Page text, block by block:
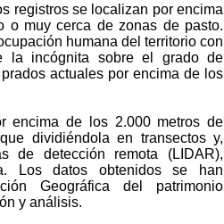
registros se localizan por encima
o muy cerca de zonas de pasto.
humana del territorio con
la incógnita sobre el grado de
actuales por encima de los
encima de los 2.000 metros de
dividiéndola en transectos y,
de detección remota (LIDAR),
Los datos obtenidos se han
Geográfica del patrimonio
y análisis.